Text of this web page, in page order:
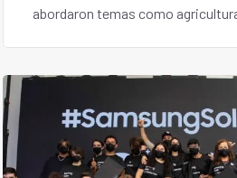
abordaron temas como